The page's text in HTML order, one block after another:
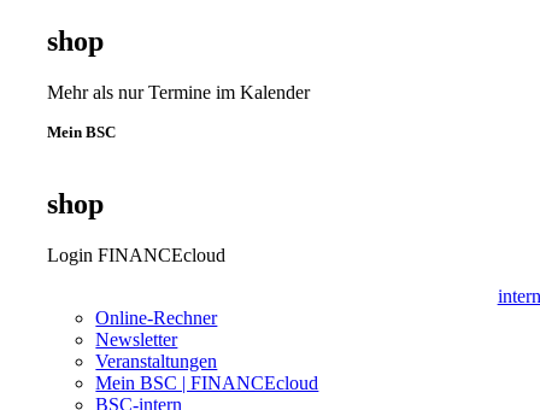
shop
Mehr als nur Termine im Kalender
Mein BSC
shop
Login FINANCEcloud
intern
Online-Rechner
Newsletter
Veranstaltungen
Mein BSC | FINANCEcloud
BSC-intern